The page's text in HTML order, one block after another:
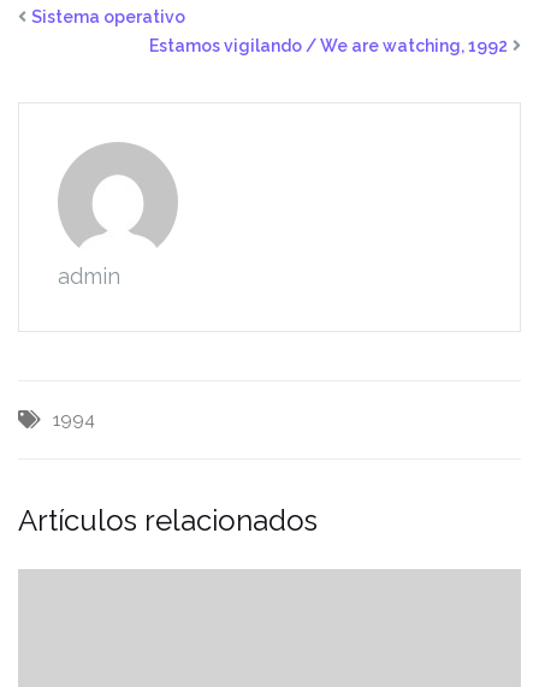
Sistema operativo
Estamos vigilando / We are watching, 1992
admin
1994
Artículos relacionados